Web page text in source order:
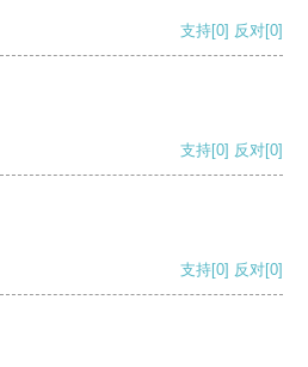
支持[0] 反对[0]
支持[0] 反对[0]
支持[0] 反对[0]